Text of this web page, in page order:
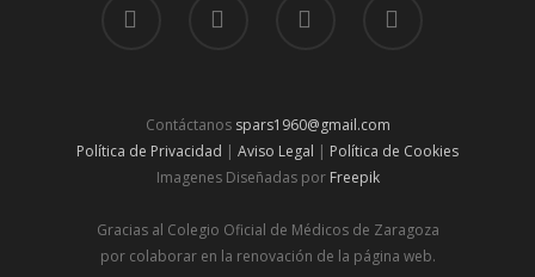
Contáctanos spars1960@gmail.com
Política de Privacidad | Aviso Legal | Política de Cookies
Imagenes Diseñadas por Freepik
Gracias al Colegio Oficial de Médicos de Zaragoza
por colaborar en la renovación de la página web.